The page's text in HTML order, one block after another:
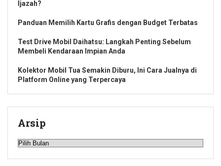
Ijazah?
Panduan Memilih Kartu Grafis dengan Budget Terbatas
Test Drive Mobil Daihatsu: Langkah Penting Sebelum
Membeli Kendaraan Impian Anda
Kolektor Mobil Tua Semakin Diburu, Ini Cara Jualnya di
Platform Online yang Terpercaya
Arsip
Arsip